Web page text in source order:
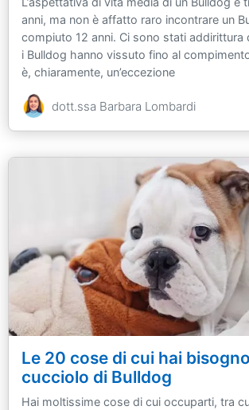
anni, ma non è affatto raro incontrare un
compiuto 12 anni. Ci sono stati addirittura
i Bulldog hanno vissuto fino al
è, chiaramente, un’eccezione
dott.ssa Barbara Lombardi
Le 20 cose di cui hai
cucciolo di Bulldog
Hai moltissime cose di cui occuparti, tra